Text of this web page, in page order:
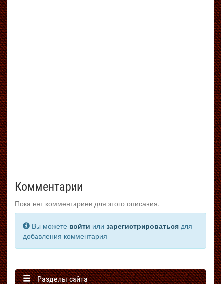
Комментарии
Пока нет комментариев для этого описания.
Вы можете войти или зарегистрироваться для
добавления комментария
Разделы сайта